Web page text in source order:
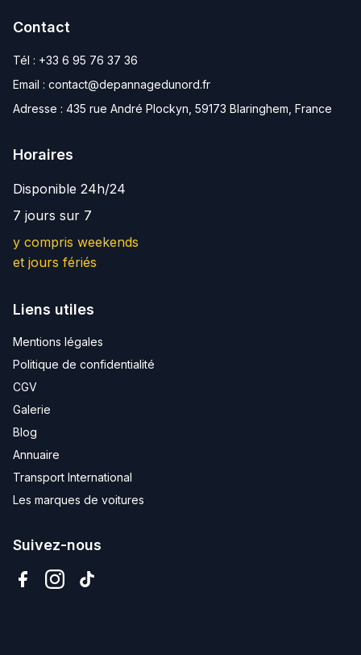
Contact
Tél : +33 6 95 76 37 36
Email : contact@depannagedunord.fr
Adresse : 435 rue André Plockyn, 59173 Blaringhem, France
Horaires
Disponible 24h/24
7 jours sur 7
y compris weekends
et jours fériés
Liens utiles
Mentions légales
Politique de confidentialité
CGV
Galerie
Blog
Annuaire
Transport International
Les marques de voitures
Suivez-nous